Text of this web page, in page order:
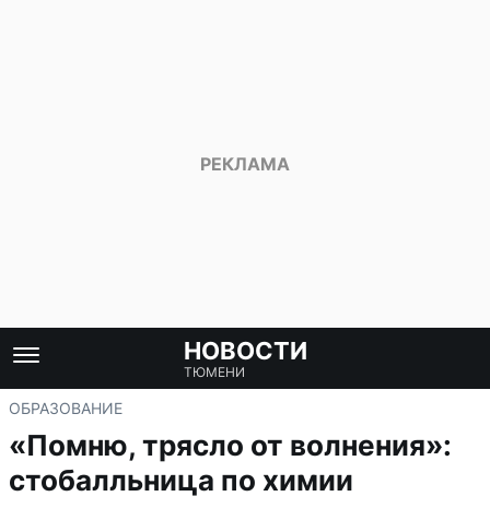
НОВОСТИ
ТЮМЕНИ
ОБРАЗОВАНИЕ
«Помню, трясло от волнения»:
стобалльница по химии